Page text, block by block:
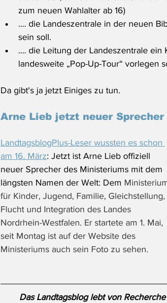
zum neuen Wahlalter ab 16)
.... die Landeszentrale in der neuen
sein soll.
.... die Leitung der Landeszentrale
landesweite „Pop-Up-Tour“ vorlegen
Da gibt's ja jetzt Einiges zu tun.
Arne Lieb jetzt neuer
LandtagsblogPlus-Leser wussten es schon
am 16. März: Jetzt ist Arne Lieb offiziell
neuer Sprecher des Ministeriums mit dem
längsten Namen der Welt: Dem
für Kinder, Jugend, Familie, Gleichstellung,
Flucht und Integration des Landes
Nordrhein-Westfalen. Er startete am 1. Mai,
seit Montag ist auf der Website des
Ministeriums auch sein Foto zu sehen.
Das Landtagsblog lebt von